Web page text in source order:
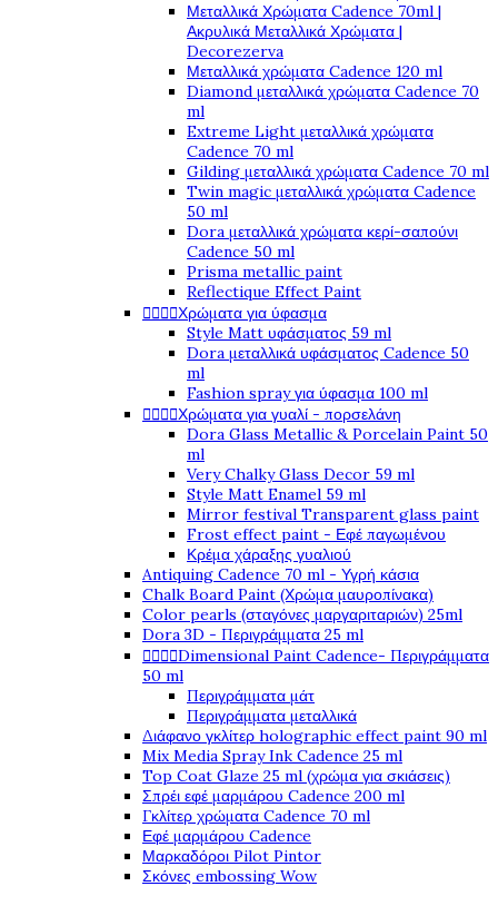
Μεταλλικά Χρώματα Cadence 70ml |
Ακρυλικά Μεταλλικά Χρώματα |
Decorezerva
Μεταλλικά χρώματα Cadence 120 ml
Diamond μεταλλικά χρώματα Cadence 70
ml
Extreme Light μεταλλικά χρώματα
Cadence 70 ml
Gilding μεταλλικά χρώματα Cadence 70 ml
Twin magic μεταλλικά χρώματα Cadence
50 ml
Dora μεταλλικά χρώματα κερί-σαπούνι
Cadence 50 ml
Prisma metallic paint
Reflectique Effect Paint
Χρώματα για ύφασμα
Style Matt υφάσματος 59 ml
Dora μεταλλικά υφάσματος Cadence 50
ml
Fashion spray για ύφασμα 100 ml
Χρώματα για γυαλί - πορσελάνη
Dora Glass Metallic & Porcelain Paint 50
ml
Very Chalky Glass Decor 59 ml
Style Matt Enamel 59 ml
Mirror festival Transparent glass paint
Frost effect paint - Εφέ παγωμένου
Κρέμα χάραξης γυαλιού
Antiquing Cadence 70 ml - Υγρή κάσια
Chalk Board Paint (Χρώμα μαυροπίνακα)
Color pearls (σταγόνες μαργαριταριών) 25ml
Dora 3D - Περιγράμματα 25 ml
Dimensional Paint Cadence- Περιγράμματα
50 ml
Περιγράμματα μάτ
Περιγράμματα μεταλλικά
Διάφανο γκλίτερ holographic effect paint 90 ml
Mix Media Spray Ink Cadence 25 ml
Top Coat Glaze 25 ml (χρώμα για σκιάσεις)
Σπρέι εφέ μαρμάρου Cadence 200 ml
Γκλίτερ χρώματα Cadence 70 ml
Εφέ μαρμάρου Cadence
Μαρκαδόροι Pilot Pintor
Σκόνες embossing Wow